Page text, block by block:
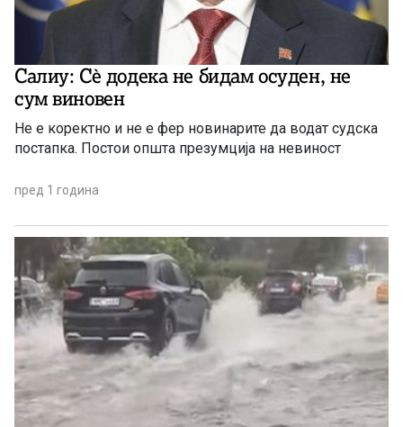
Салиу: Сѐ додека не бидам осуден, не
сум виновен
Не е коректно и не е фер новинарите да водат судска
постапка. Постои општа презумција на невиност
пред 1 година